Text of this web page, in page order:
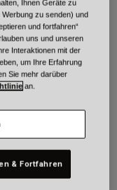
Größentabelle
Ihnen Geräte zu
zu senden) und
und fortfahren“
uns und unseren
Interaktionen mit der
um Ihre Erfahrung
Sie mehr darüber
an.
& Fortfahren